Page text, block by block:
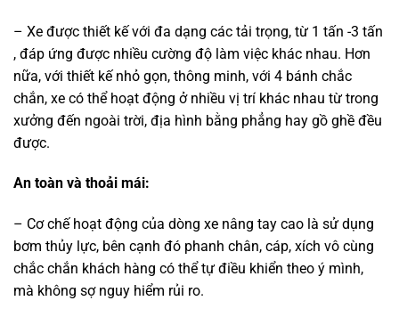
– Xe được thiết kế với đa dạng các tải trọng, từ 1 tấn -3 tấn
, đáp ứng được nhiều cường độ làm việc khác nhau. Hơn
nữa, với thiết kế nhỏ gọn, thông minh, với 4 bánh chắc
chắn, xe có thể hoạt động ở nhiều vị trí khác nhau từ trong
xưởng đến ngoài trời, địa hình bằng phẳng hay gồ ghề đều
được.
An toàn và thoải mái:
– Cơ chế hoạt động của dòng xe nâng tay cao là sử dụng
bơm thủy lực, bên cạnh đó phanh chân, cáp, xích vô cùng
chắc chắn khách hàng có thể tự điều khiển theo ý mình,
mà không sợ nguy hiểm rủi ro.